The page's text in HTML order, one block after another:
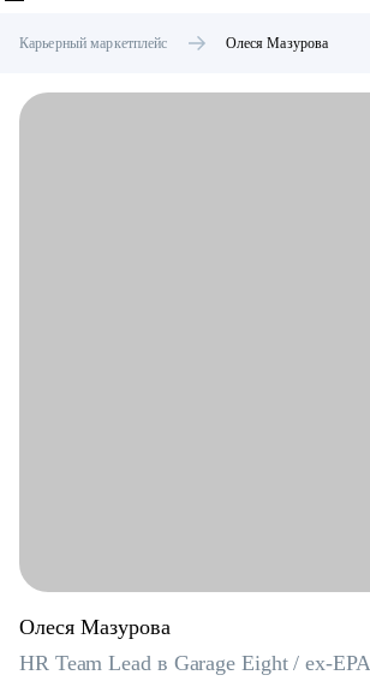
Карьерный маркетплейс Олеся Мазурова
Олеся Мазурова
HR Team Lead в Garage Eight / ex-